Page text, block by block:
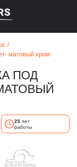
матовый хром
ПОД
25лет
работы